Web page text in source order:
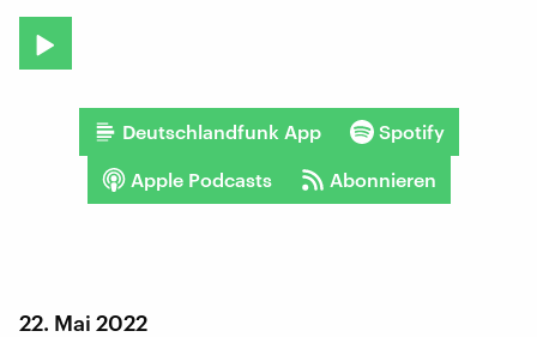
Deutschlandfunk App Spotify
Apple Podcasts Abonnieren
22. Mai 2022